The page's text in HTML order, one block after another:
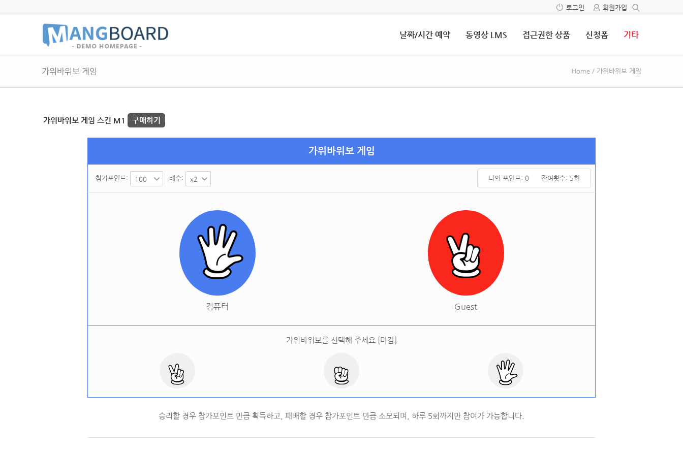
로그인 회원가입
날짜/시간 예약 동영상 LMS 접근권한 상품 신청폼 기타
가위바위보 게임 Home / 가위바위보 게임
가위바위보 게임 스킨 M1 구매하기
가위바위보 게임
나의 포인트: 0 잔여횟수: 5회
참가포인트: 배수:
컴퓨터 Guest
가위바위보를 선택해 주세요 [마감]
승리할 경우 참가포인트 만큼 획득하고, 패배할 경우 참가포인트 만큼 소모되며, 하루 5회까지만 참여가 가능합니다.